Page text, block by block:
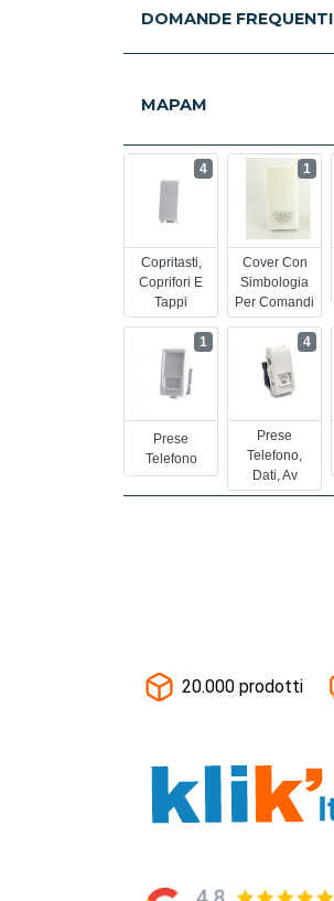
DOMANDE FREQUENTI
MAPAM
Copritasti,
Coprifori E
Tappi
4
Cover Con
Simbologia
Per Comandi
1
Prese
Telefono
1
Prese
Telefono,
Dati, Av
4
20.000 prodotti